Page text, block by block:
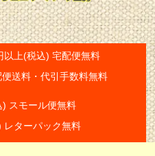
以上(税込) 宅配便無料
送料・代引手数料無料
スモール便無料
レターパック無料